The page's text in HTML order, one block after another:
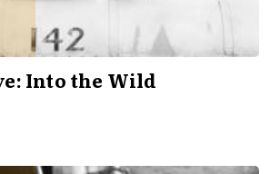
Into the Wild